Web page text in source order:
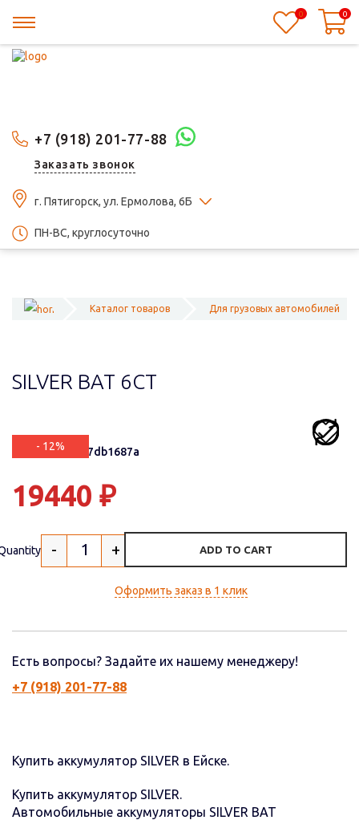
+7 (918) 201-77-88
Заказать звонок
г. Пятигорск, ул. Ермолова, 6Б
ПН-ВС, круглосуточно
0 0
Каталог товаров Для грузовых автомобилей
SILVER BAT 6СТ
- 12%
Артикул: 8f0b7db1687a
19440 ₽
- + ADD TO CART
Оформить заказ в 1 клик
Есть вопросы? Задайте их нашему менеджеру!
+7 (918) 201-77-88
Купить аккумулятор SILVER в Ейске.
Купить аккумулятор SILVER.
Автомобильные аккумуляторы SILVER BAT